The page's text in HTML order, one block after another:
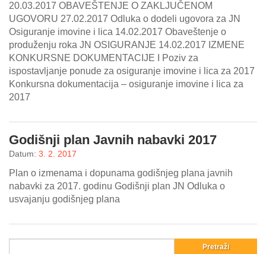
20.03.2017 OBAVEŠTENJE O ZAKLJUČENOM
UGOVORU 27.02.2017 Odluka o dodeli ugovora za JN
Osiguranje imovine i lica 14.02.2017 Obaveštenje o
produženju roka JN OSIGURANJE 14.02.2017 IZMENE
KONKURSNE DOKUMENTACIJE I Poziv za
ispostavljanje ponude za osiguranje imovine i lica za 2017
Konkursna dokumentacija – osiguranje imovine i lica za
2017
Godišnji plan Javnih nabavki 2017
Datum: 3. 2. 2017
Plan o izmenama i dopunama godišnjeg plana javnih
nabavki za 2017. godinu Godišnji plan JN Odluka o
usvajanju godišnjeg plana